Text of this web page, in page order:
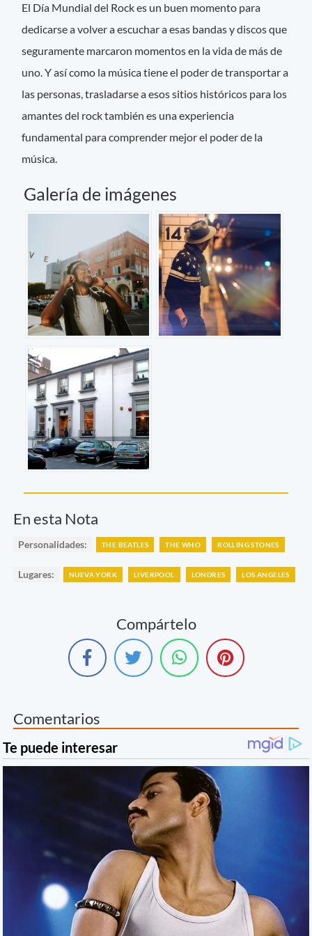
El Día Mundial del Rock es un buen momento para
dedicarse a volver a escuchar a esas bandas y discos que
seguramente marcaron momentos en la vida de más de
uno. Y así como la música tiene el poder de transportar a
las personas, trasladarse a esos sitios históricos para los
amantes del rock también es una experiencia
fundamental para comprender mejor el poder de la
música.
Galería de imágenes
En esta Nota
Personalidades: THE BEATLES THE WHO ROLLING STONES
Lugares: NUEVA YORK LIVERPOOL LONDRES LOS ANGELES
Compártelo
Comentarios